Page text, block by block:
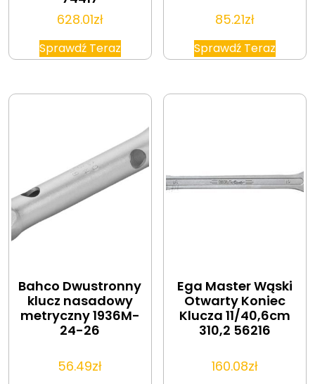
628.01zł
Sprawdź Teraz
85.21zł
Sprawdź Teraz
Bahco Dwustronny
klucz nasadowy
metryczny 1936M-
24-26
56.49zł
Ega Master Wąski
Otwarty Koniec
Klucza 11/40,6cm
310,2 56216
160.08zł